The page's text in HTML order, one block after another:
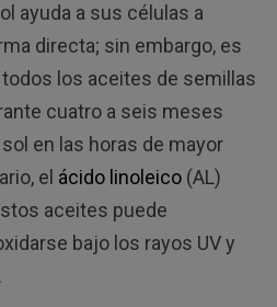
ayuda a sus células a
directa; sin embargo, es
los aceites de semillas
cuatro a seis meses
en las horas de mayor
el ácido linoleico(AL)
aceites puede
bajo los rayos UV y